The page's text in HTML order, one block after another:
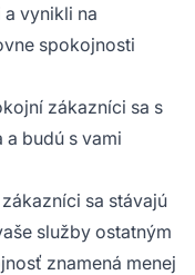
vynikli na
spokojnosti
zákazníci sa s
budú s vami
sa stávajú
služby ostatným
znamená menej